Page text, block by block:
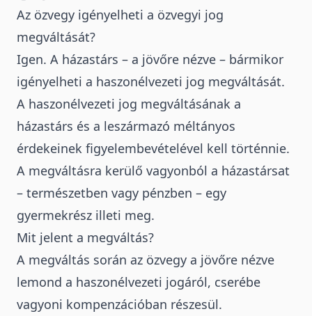
Az özvegy igényelheti a özvegyi jog
megváltását?
Igen. A házastárs – a jövőre nézve – bármikor
igényelheti a haszonélvezeti jog megváltását.
A haszonélvezeti jog megváltásának a
házastárs és a leszármazó méltányos
érdekeinek figyelembevételével kell történnie.
A megváltásra kerülő vagyonból a házastársat
– természetben vagy pénzben – egy
gyermekrész illeti meg.
Mit jelent a megváltás?
A megváltás során az özvegy a jövőre nézve
lemond a haszonélvezeti jogáról, cserébe
vagyoni kompenzációban részesül.